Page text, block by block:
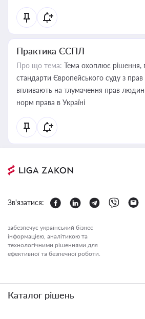
Практика ЄСПЛ
Про що тема: Тема охоплює рішення,
стандарти Європейського суду з
впливають на тлумачення прав
норм права в Україні
Зв'язатися:
забезпечує український бізнес
інформацією, аналітикою та
технологічними рішеннями для
ефективної та безпечної роботи.
Каталог рішень